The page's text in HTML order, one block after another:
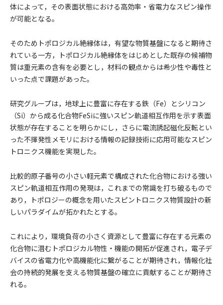
体によって，その表面状態における高効率・省電力なスピン操作
が可能となる。
そのためトポロジカル絶縁体は，有望な物質基盤になると期待さ
れている一方，トポロジカル絶縁体をはじめとした既存の候補物
質は重元素の含有を必要とし，材料の観点からは希少性や毒性と
いった点で課題があった。
研究グループは，地球上に豊富に存在する鉄（Fe）とシリコン
（Si）から成る化合物FeSiに強いスピン軌道相互作用を示す表面
状態が存在することを明らかにし，さらに電流誘起磁化反転とい
った不揮発性メモリにおける情報の記録技術に応用可能なスピン
トロニクス機能を実現した。
比較的原子番号の小さい軽元素で構成された化合物における強い
スピン軌道相互作用の発現は，これまでの常識を打ち破るもので
あり，トポロジーの概念を用いたスピントロニクス物質設計の新
しいパラダイムが拓かれたとする。
これにより，環境負荷の小さく資源として豊富に存在する元素の
化合物に潜むトポロジカル物性・機能の開拓が促進され，電子デ
バイスの省電力化や高機能化に繋がることが期待され，情報化社
会の持続的発展を支える物質基盤の確立に貢献することが期待さ
れる。